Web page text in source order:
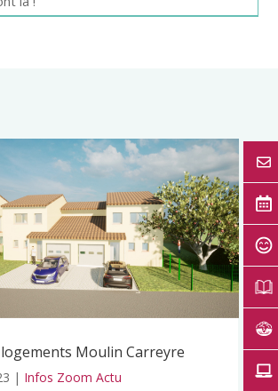
Moulin Carreyre
| Infos Zoom Actu